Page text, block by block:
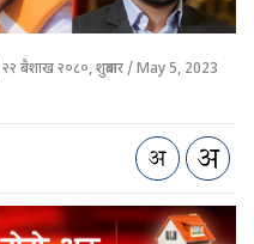
२२ बैशाख २०८०, शुक्रबार / May 5, 2023